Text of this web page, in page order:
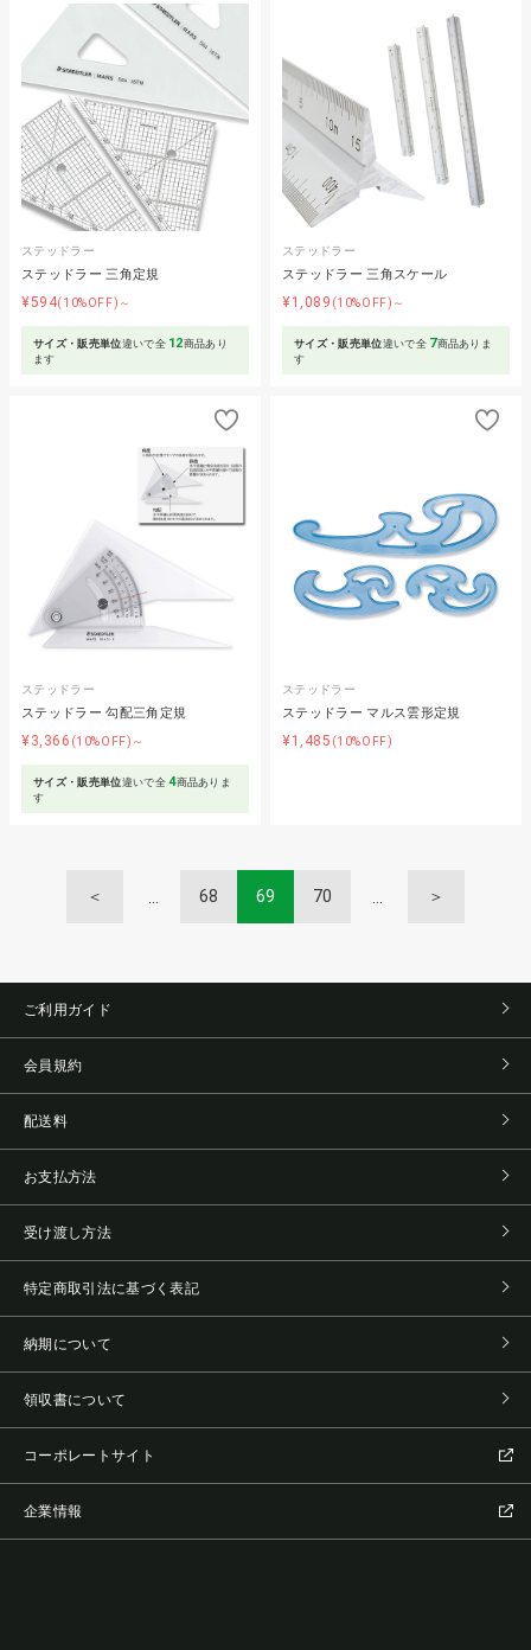
ステッドラー
ステッドラー 三角定規
¥594(10%OFF)～
サイズ・販売単位違いで全 12商品あり
ます
ステッドラー
ステッドラー 三角スケール
¥1,089 (10%OFF)～
サイズ・販売単位違いで全 7商品ありま
す
ステッドラー
ステッドラー 勾配三角定規
¥3,366 (10%OFF)～
サイズ・販売単位違いで全4商品ありま
す
ステッドラー
ステッドラー マルス雲形定規
¥1,485 (10%OFF)
＜ 68 69 70 ＞
ご利用ガイド
会員規約
配送料
お支払方法
受け渡し方法
特定商取引法に基づく表記
納期について
領収書について
コーポレートサイト
企業情報